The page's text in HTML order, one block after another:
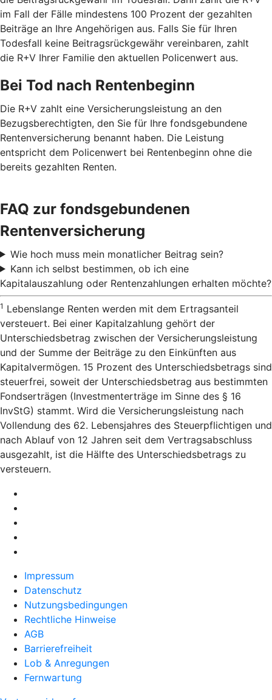
im Fall der Fälle mindestens 100 Prozent der gezahlten
Beiträge an Ihre Angehörigen aus. Falls Sie für Ihren
Todesfall keine Beitragsrückgewähr vereinbaren, zahlt
die R+V Ihrer Familie den aktuellen Policenwert aus.
Bei Tod nach Rentenbeginn
Die R+V zahlt eine Versicherungsleistung an den
Bezugsberechtigten, den Sie für Ihre fondsgebundene
Rentenversicherung benannt haben. Die Leistung
entspricht dem Policenwert bei Rentenbeginn ohne die
bereits gezahlten Renten.
FAQ zur fondsgebundenen
Rentenversicherung
Wie hoch muss mein monatlicher Beitrag sein?
Kann ich selbst bestimmen, ob ich eine
Kapitalauszahlung oder Rentenzahlungen erhalten möchte?
1 Lebenslange Renten werden mit dem Ertragsanteil
versteuert. Bei einer Kapitalzahlung gehört der
Unterschiedsbetrag zwischen der Versicherungsleistung
und der Summe der Beiträge zu den Einkünften aus
Kapitalvermögen. 15 Prozent des Unterschiedsbetrags sind
steuerfrei, soweit der Unterschiedsbetrag aus bestimmten
Fondserträgen (Investmenterträge im Sinne des § 16
InvStG) stammt. Wird die Versicherungsleistung nach
Vollendung des 62. Lebensjahres des Steuerpflichtigen und
nach Ablauf von 12 Jahren seit dem Vertragsabschluss
ausgezahlt, ist die Hälfte des Unterschiedsbetrags zu
versteuern.
Impressum
Datenschutz
Nutzungsbedingungen
Rechtliche Hinweise
AGB
Barrierefreiheit
Lob & Anregungen
Fernwartung